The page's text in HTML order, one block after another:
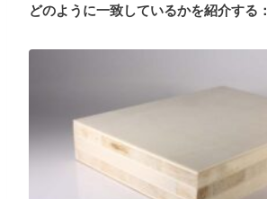
どのように一致しているかを紹介する：